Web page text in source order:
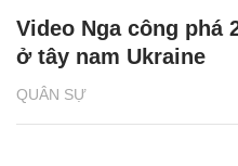
QUÂN SỰ
Video Nga công phá
ở tây nam Ukraine